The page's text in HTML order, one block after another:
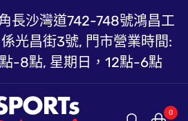
長沙灣道742-748號鴻昌工
光昌街3號, 門市營業時間:
-8點, 星期日，12點-6點
0